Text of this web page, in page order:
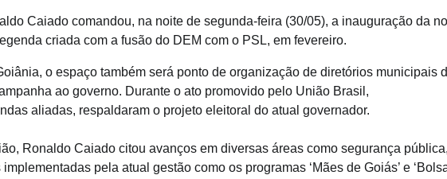
Caiado comandou, na noite de segunda-feira (30/05), a inauguração da
criada com a fusão do DEM com o PSL, em fevereiro.
o espaço também será ponto de organização de diretórios municipais
ao governo. Durante o ato promovido pelo União Brasil,
aliadas, respaldaram o projeto eleitoral do atual governador.
Ronaldo Caiado citou avanços em diversas áreas como segurança pública,
pela atual gestão como os programas ‘Mães de Goiás’ e